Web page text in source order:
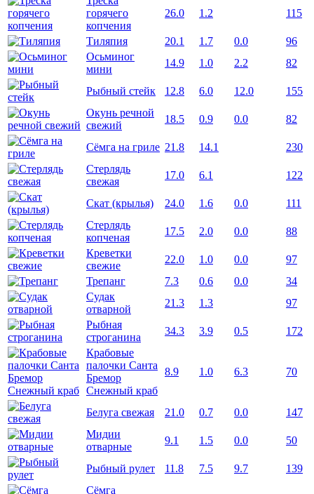
горячего
копчения
26.0 1.2 115
Тиляпия 20.1 1.7 0.0
96
Осьминог
мини
14.9 1.0 2.2 82
Рыбный стейк 12.8 6.0 12.0
155
Окунь речной
свежий
18.5 0.9 0.0 82
Сёмга на гриле 21.8 14.1
230
Стерлядь
свежая
17.0 6.1 122
Скат (крылья) 24.0 1.6 0.0
111
Стерлядь
копченая
17.5 2.0 0.0
88
Креветки
свежие
22.0 1.0 0.0
97
Трепанг
7.3 0.6 0.0
34
Судак
отварной
21.3 1.3
97
Рыбная
строганина
34.3 3.9 0.5
172
Крабовые
палочки Санта
Бремор
Снежный краб
8.9 1.0 6.3 70
Белуга свежая 21.0 0.7 0.0
147
Мидии
отварные
9.1 1.5 0.0 50
Рыбный рулет 11.8 7.5 9.7
139
Сёмга